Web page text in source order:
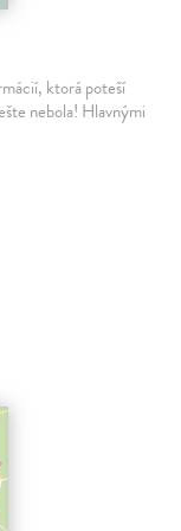
ktorá poteší
nebola! Hlavnými